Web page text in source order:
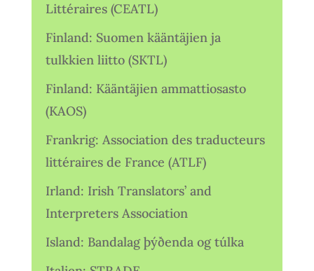
Littéraires (CEATL)
Finland: Suomen kääntäjien ja
tulkkien liitto (SKTL)
Finland: Kääntäjien ammattiosasto
(KAOS)
Frankrig: Association des traducteurs
littéraires de France (ATLF)
Irland: Irish Translators’ and
Interpreters Association
Island: Bandalag þýðenda og túlka